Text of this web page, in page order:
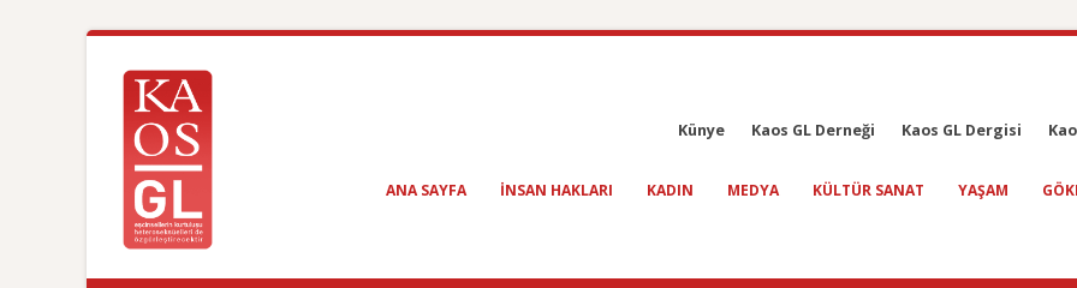
Künye Kaos GL Derneği Kaos GL Dergisi
ANA SAYFA INSAN HAKLARI KADIN MEDYA KÜLTÜR SANAT YAŞAM